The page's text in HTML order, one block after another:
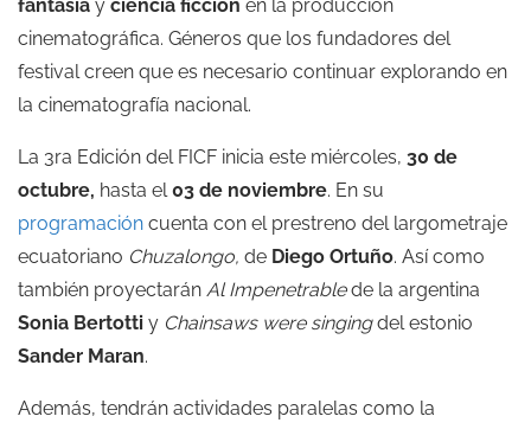
fantasía y ciencia ficción en la producción
cinematográfica. Géneros que los fundadores del
festival creen que es necesario continuar explorando en
la cinematografía nacional.
La 3ra Edición del FICF inicia este miércoles, 30 de
octubre, hasta el03 de noviembre. En su
programación cuenta con el prestreno del largometraje
ecuatoriano Chuzalongo, de Diego Ortuño. Así como
también proyectarán Al Impenetrablede la argentina
Sonia Bertotti y Chainsaws were singingdel estonio
Sander Maran.
Además, tendrán actividades paralelas como la